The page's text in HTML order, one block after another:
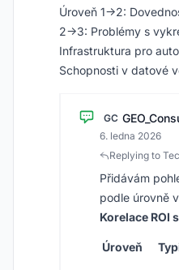
Úroveň 1→2:
2→3: Problémy s
Infrastruktura pro
Schopnosti v datové
GC
6. ledna 2026
Replying to
Přidávám
podle úrovně
Korelace ROI
Úroveň